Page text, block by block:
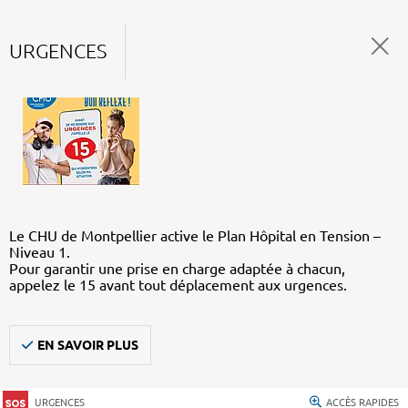
URGENCES
Le CHU de Montpellier active le Plan Hôpital en Tension –
Niveau 1.
Pour garantir une prise en charge adaptée à chacun,
appelez le 15 avant tout déplacement aux urgences.
EN SAVOIR PLUS
URGENCES ACCÈS RAPIDES